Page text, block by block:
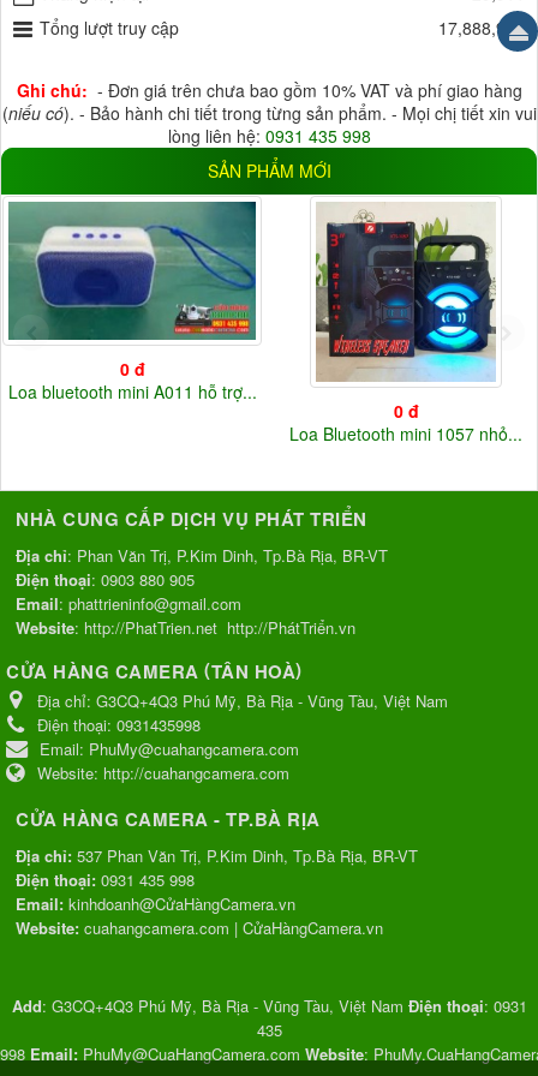
18 tháng(3)
HDD(6) Thẻ Nhớ(26)
Cloud(17)
ĐIỆN ÁP
12V(37)
220V(3) Điện áp khác(20)
Tổng lượt truy cập
17,888,924
Ghi chú: - Đơn giá trên chưa bao gồm 10% VAT và phí giao hàng
(niếu có). - Bảo hành chi tiết trong từng sản phẩm. - Mọi chị tiết xin vui
lòng liên hệ: 0931 435 998
SẢN PHẨM MỚI
0 đ
Loa bluetooth mini A011 hỗ trợ...
0 đ
Loa Bluetooth mini 1057 nhỏ...
NHÀ CUNG CẤP DỊCH VỤ PHÁT TRIỂN
Địa chỉ: Phan Văn Trị, P.Kim Dinh, Tp.Bà Rịa, BR-VT
Điện thoại: 0903 880 905
Email: phattrieninfo@gmail.com
Website: http://PhatTrien.net http://PhátTriển.vn
CỬA HÀNG CAMERA (TÂN HOÀ)
Địa chỉ: G3CQ+4Q3 Phú Mỹ, Bà Rịa - Vũng Tàu, Việt Nam
Điện thoại: 0931435998
Email: PhuMy@cuahangcamera.com
Website: http://cuahangcamera.com
CỬA HÀNG CAMERA - TP.BÀ RỊA
Địa chỉ: 537 Phan Văn Trị, P.Kim Dinh, Tp.Bà Rịa, BR-VT
Điện thoại: 0931 435 998
Email: kinhdoanh@CửaHàngCamera.vn
Website: cuahangcamera.com | CửaHàngCamera.vn
Add: G3CQ+4Q3 Phú Mỹ, Bà Rịa - Vũng Tàu, Việt Nam Điện thoại: 0931
435
998 Email: PhuMy@CuaHangCamera.com Website: